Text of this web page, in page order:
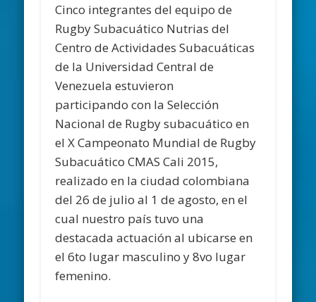
Cinco integrantes del equipo de
Rugby Subacuático Nutrias del
Centro de Actividades Subacuáticas
de la Universidad Central de
Venezuela estuvieron
participando con la Selección
Nacional de Rugby subacuático en
el X Campeonato Mundial de Rugby
Subacuático CMAS Cali 2015,
realizado en la ciudad colombiana
del 26 de julio al 1 de agosto, en el
cual nuestro país tuvo una
destacada actuación al ubicarse en
el 6to lugar masculino y 8vo lugar
femenino.